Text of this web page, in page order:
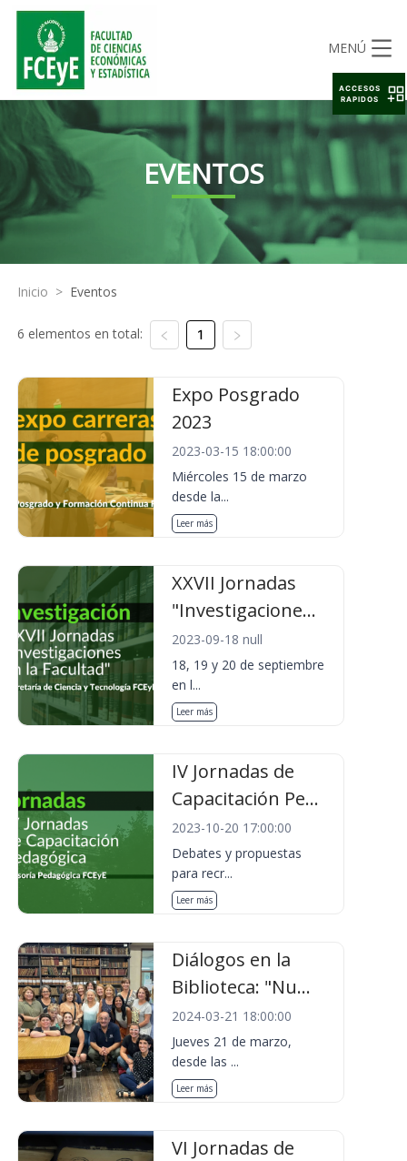
MENÚ
EVENTOS
Inicio > Eventos
6 elementos en total: 1
Expo Posgrado
2023
2023-03-15 18:00:00
Miércoles 15 de marzo
desde la...
Leer más
XXVII Jornadas
"Investigacione...
2023-09-18 null
18, 19 y 20 de septiembre
en l...
Leer más
IV Jornadas de
Capacitación Pe...
2023-10-20 17:00:00
Debates y propuestas
para recr...
Leer más
Diálogos en la
Biblioteca: "Nu...
2024-03-21 18:00:00
Jueves 21 de marzo,
desde las ...
Leer más
VI Jornadas de
ACCESOS
RAPIDOS